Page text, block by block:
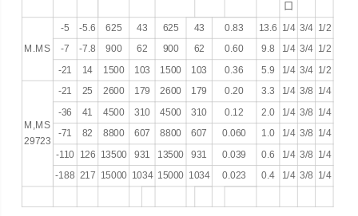
M.MS
-5 -5.6 625 43 625 43 0.83 13.6 1/4 3/4 1/2
-7
-7.8 900 62 900 62 0.60 9.8 1/4 3/4 1/2
-21 14 1500 103 1500 103 0.36 5.9 1/4 3/4 1/2
M,MS
29723
-21 25 2600 179 2600 179 0.20 3.3 1/4 3/8 1/4
-36 41 4500 310 4500 310 0.12 2.0 1/4 3/8 1/4
-71 82 8800 607 8800 607 0.060 1.0 1/4 3/8 1/4
-110 126 13500 931 13500 931 0.039 0.6 1/4 3/8
1/4
-188 217 15000 1034 15000 1034 0.023 0.4 1/4 3/8 1/4